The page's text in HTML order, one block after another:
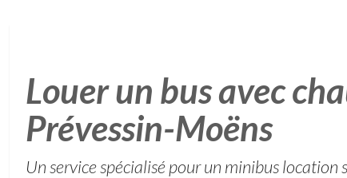
Louer un bus avec
Prévessin-Moëns
Un service spécialisé pour un minibus location